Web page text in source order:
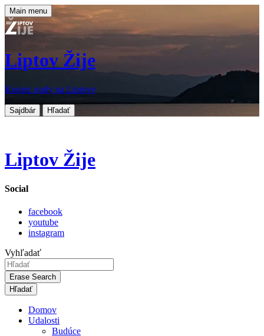
Main menu
Liptov Žije
Koniec nudy na Liptove
Sajdbár Hľadať
Liptov Žije
Social
facebook
youtube
instagram
Vyhľadať
Erase Search
Domov
Udalosti
Budúce